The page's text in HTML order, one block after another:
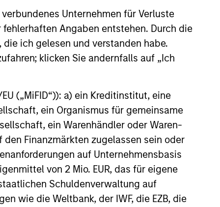
Unternehmen für Verluste
Angaben entstehen. Durch die
die ich gelesen und verstanden habe.
klicken Sie andernfalls auf „Ich
(„MiFID“)): a) ein Kreditinstitut, eine
ein Organismus für gemeinsame
ein Warenhändler oder Waren-
Finanzmärkten zugelassen sein oder
auf Unternehmensbasis
von 2 Mio. EUR, das für eigene
Schuldenverwaltung auf
wie die Weltbank, der IWF, die EZB, die
focus
management
Portfolio managers meet with
company management to
assess their long-term